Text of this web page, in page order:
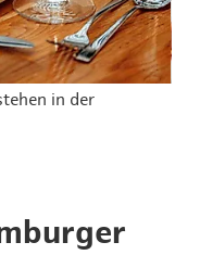
in der